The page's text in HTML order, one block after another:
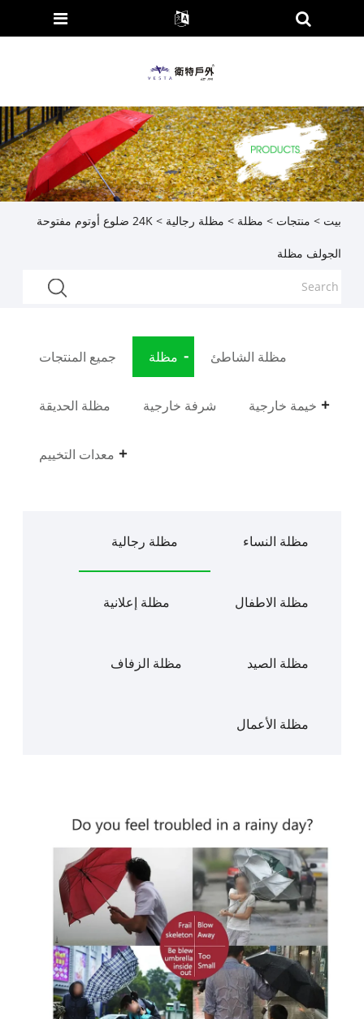
بيت > منتجات > مظلة > مظلة رجالية > 24K ضلوع أوتوم مفتوحة
الجولف مظلة
جميع المنتجات مظلة مظلة الشاطئ
مظلة الحديقة شرفة خارجية خيمة خارجية
معدات التخييم
مظلة النساء مظلة رجالية
مظلة الاطفال مظلة إعلانية
مظلة الصيد مظلة الزفاف
مظلة الأعمال